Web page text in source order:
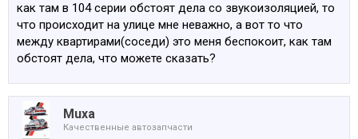
как там в 104 серии обстоят дела со звукоизоляцией, то
что происходит на улице мне неважно, а вот то что
между квартирами(соседи) это меня беспокоит, как там
обстоят дела, что можете сказать?
Muxa
Качественные автозапчасти